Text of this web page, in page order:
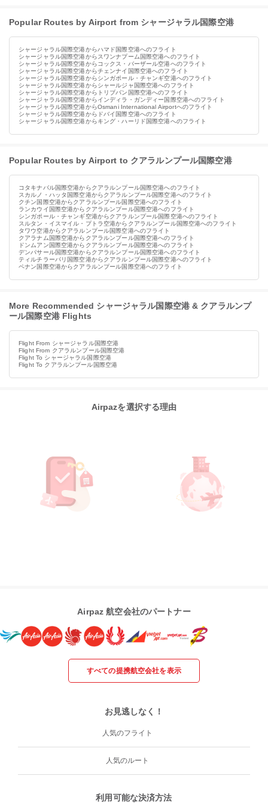
Popular Routes by Airport from シャージャラル国際空港
シャージャラル国際空港からハマド国際空港へのフライト
シャージャラル国際空港からスワンナプーム国際空港へのフライト
シャージャラル国際空港からコックス・バーザール空港へのフライト
シャージャラル国際空港からチェンナイ国際空港へのフライト
シャージャラル国際空港からシンガポール・チャンギ空港へのフライト
シャージャラル国際空港からシャールジャ国際空港へのフライト
シャージャラル国際空港からトリブバン国際空港へのフライト
シャージャラル国際空港からインディラ・ガンディー国際空港へのフライト
シャージャラル国際空港からOsmani International Airportへのフライト
シャージャラル国際空港からドバイ国際空港へのフライト
シャージャラル国際空港からキング・ハーリド国際空港へのフライト
Popular Routes by Airport to クアラルンプール国際空港
コタキナバル国際空港からクアラルンプール国際空港へのフライト
スカルノ・ハッタ国際空港からクアラルンプール国際空港へのフライト
クチン国際空港からクアラルンプール国際空港へのフライト
ランカウイ国際空港からクアラルンプール国際空港へのフライト
シンガポール・チャンギ空港からクアラルンプール国際空港へのフライト
スルタン・イスマイル・プトラ空港からクアラルンプール国際空港へのフライト
タワウ空港からクアラルンプール国際空港へのフライト
クアラナム国際空港からクアラルンプール国際空港へのフライト
ドンムアン国際空港からクアラルンプール国際空港へのフライト
デンパサール国際空港からクアラルンプール国際空港へのフライト
ティルチラーパリ国際空港からクアラルンプール国際空港へのフライト
ペナン国際空港からクアラルンプール国際空港へのフライト
More Recommended シャージャラル国際空港 & クアラルンプ
ール国際空港 Flights
Flight From シャージャラル国際空港
Flight From クアラルンプール国際空港
Flight To シャージャラル国際空港
Flight To クアラルンプール国際空港
Airpazを選択する理由
Airpaz 航空会社のパートナー
すべての提携航空会社を表示
お見逃しなく！
人気のフライト
人気のルート
利用可能な決済方法